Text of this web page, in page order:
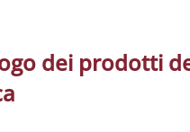
dei prodotti